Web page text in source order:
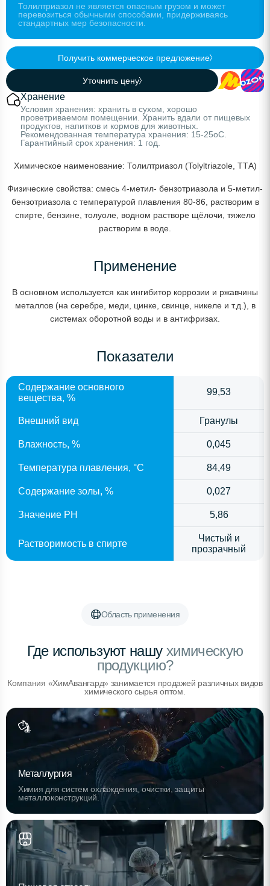
Толилтриазол не является опасным грузом и может
перевозиться обычными способами, придерживаясь
стандартных мер безопасности.
Получить коммерческое предложение
Уточнить цену
Хранение
Условия хранения: хранить в сухом, хорошо
проветриваемом помещении. Хранить вдали от пищевых
продуктов, напитков и кормов для животных.
Рекомендованная температура хранения: 15-25oС.
Гарантийный срок хранения: 1 год.
Химическое наименование: Толилтриазол (Tolyltriazole, ТТА)
Физические свойства: смесь 4-метил- бензотриазола и 5-метил-
бензотриазола с температурой плавления 80-86, растворим в
спирте, бензине, толуоле, водном растворе щёлочи, тяжело
растворим в воде.
Применение
В основном используется как ингибитор коррозии и ржавчины
металлов (на серебре, меди, цинке, свинце, никеле и т.д.), в
системах оборотной воды и в антифризах.
Показатели
Содержание основного
вещества, %
99,53
Внешний вид Гранулы
Влажность, % 0,045
Температура плавления, °C 84,49
Содержание золы, % 0,027
Значение PH 5,86
Растворимость в спирте
Чистый и
прозрачный
Область применения
Где используют нашухимическую
продукцию?
Компания «ХимАвангард» занимается продажей различных видов
химического сырья оптом.
Металлургия
Химия для систем охлаждения, очистки, защиты
металлоконструкций.